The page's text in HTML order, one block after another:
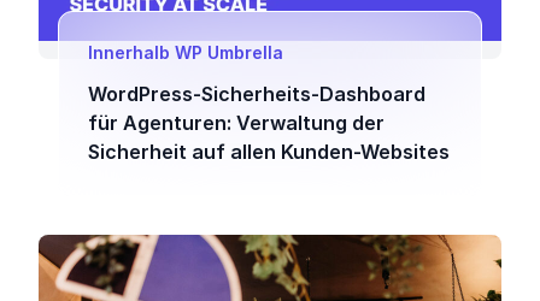
Innerhalb WP Umbrella
WordPress-Sicherheits-Dashboard
für Agenturen: Verwaltung der
Sicherheit auf allen Kunden-Websites